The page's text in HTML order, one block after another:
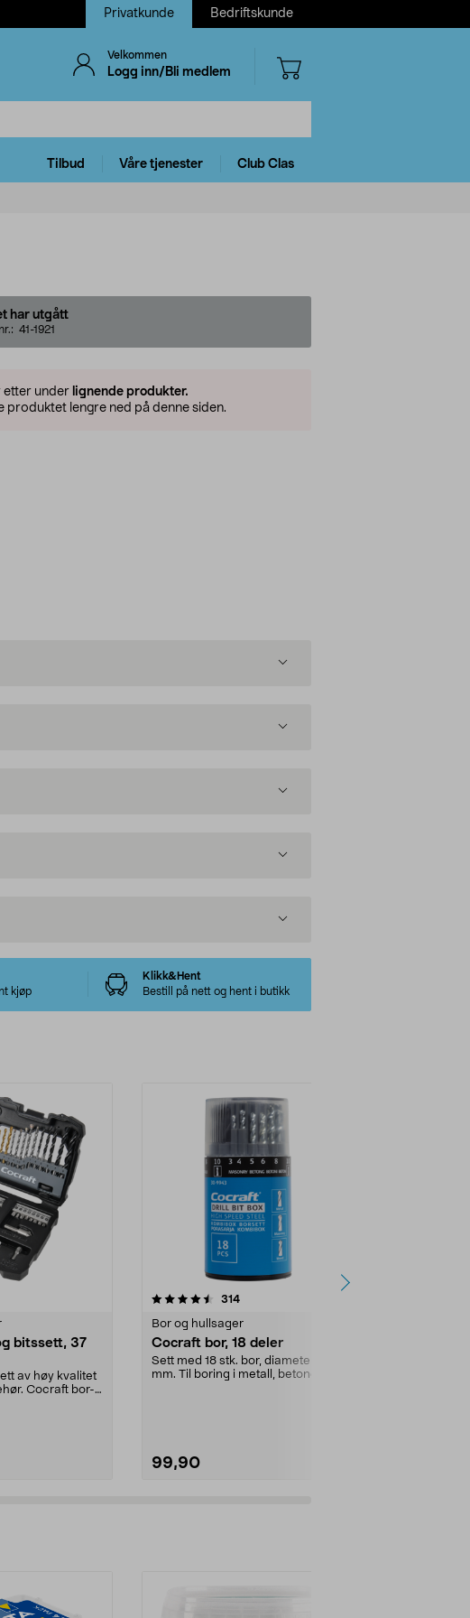
Privatkunde Bedriftskunde
Velkommen
Logg inn/Bli medlem
Tilbud Våre tjenester Club Clas
har utgått
41-1921
etter under lignende produkter.
produktet lengre ned på denne siden.
kjøp
Klikk&Hent
Bestill på nett og hent i butikk
bitssett, 37
av høy kvalitet
Cocraft bor-
5 stjerner 314anmeldelser
Bor og hullsager
Cocraft bor, 18 deler
Sett med 18 stk. bor, diameter 3-10
mm. Til boring i metall, betong og
99,90
4.5 av 5 stjerner